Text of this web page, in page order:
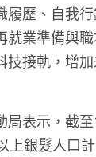
履歷、自我
就業準備與職
技接軌，增
局表示，截
上銀髮人口